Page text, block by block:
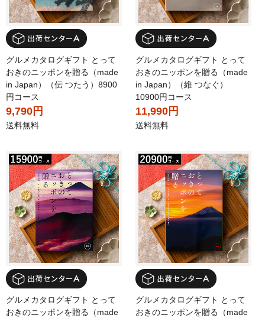
グルメカタログギフト とって
おきのニッポンを贈る（made
in Japan）（伝 つたう）8900
円コース
9,790円
送料無料
グルメカタログギフト とって
おきのニッポンを贈る（made
in Japan）（維 つなぐ）
10900円コース
11,990円
送料無料
グルメカタログギフト とって
おきのニッポンを贈る（made
グルメカタログギフト とって
おきのニッポンを贈る（made